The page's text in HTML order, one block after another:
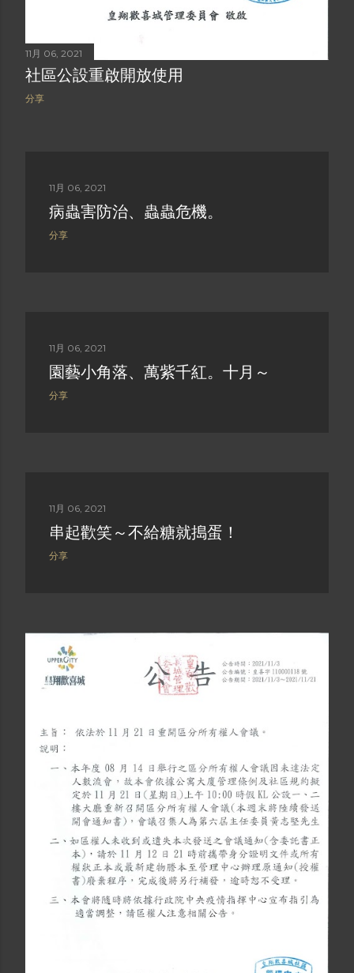
11月 06, 2021
社區公設重啟開放使用
分享
11月 06, 2021
病蟲害防治、蟲蟲危機。
分享
11月 06, 2021
園藝小角落、萬紫千紅。十月～
分享
11月 06, 2021
串起歡笑～不給糖就搗蛋！
分享